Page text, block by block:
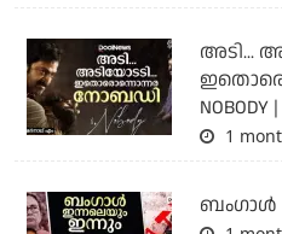
അടി...
NOBODY
1
ബംഗാള്‍